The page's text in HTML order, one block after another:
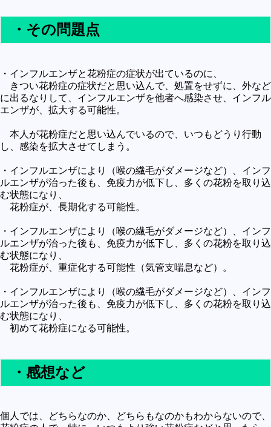
・その問題点
・インフルエンザと花粉症の症状が出ているのに、
きつい花粉症の症状だと思い込んで、処置をせずに、外など
に出るなりして、インフルエンザを他者へ感染させ、インフル
エンザが、拡大する可能性。
本人が花粉症だと思い込んでいるので、いつもどうり行動
し、感染を拡大させてしまう。
・インフルエンザにより（喉の繊毛がダメージなど）、インフ
ルエンザが治った後も、免疫力が低下し、多くの花粉を取り込
む状態になり、
花粉症が、長期化する可能性。
・インフルエンザにより（喉の繊毛がダメージなど）、インフ
ルエンザが治った後も、免疫力が低下し、多くの花粉を取り込
む状態になり、
花粉症が、重症化する可能性（気管支喘息など）。
・インフルエンザにより（喉の繊毛がダメージなど）、インフ
ルエンザが治った後も、免疫力が低下し、多くの花粉を取り込
む状態になり、
初めて花粉症になる可能性。
・感想など
個人では、どちらなのか、どちらもなのかもわからないので、